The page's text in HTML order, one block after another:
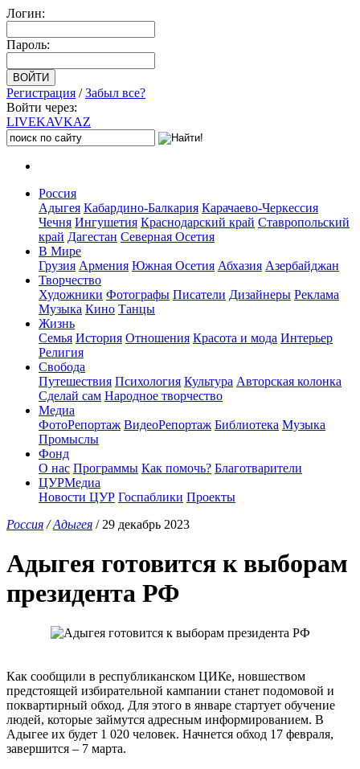
Логин:
Пароль:
Регистрация /Забыл все?
Войти через:
LIVEKAVKAZ
Россия
Адыгея Кабардино-Балкария Карачаево-Черкессия
Чечня Ингушетия Краснодарский край Ставропольский
край Дагестан Северная Осетия
В Мире
Грузия Армения Южная Осетия Абхазия Азербайджан
Творчество
Художники Фотографы Писатели Дизайнеры Реклама
Музыка Кино Танцы
Жизнь
Семья История Отношения Красота и мода Интерьер
Религия
Свобода
Путешествия Психология Культура Авторская колонка
Сделай сам Народное творчество
Медиа
ФотоРепортаж ВидеоРепортаж Библиотека Музыка
Промыслы
Фонд
О нас Программы Как помочь? Благотварители
ЦУРМедиа
Новости ЦУР Госпаблики Проекты
Россия /Адыгея / 29 декабрь 2023
Адыгея готовится к выборам
президента РФ
Как сообщили в республиканском ЦИКе, новшеством
предстоящей избирательной кампании станет подомовой и
поквартирный обход. Для этого в январе стартует обучение
людей, которые займутся адресным информированием. В
Адыгее их будет 1 020 человек. Начнется обход 17 февраля,
завершится – 7 марта.